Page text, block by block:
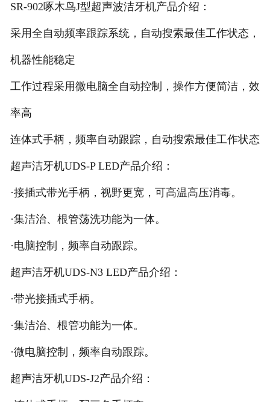
SR-902啄木鸟J型超声波洁牙机产品介绍：
采用全自动频率跟踪系统，自动搜索最佳工作状态，
机器性能稳定
工作过程采用微电脑全自动控制，操作方便简洁，效
率高
连体式手柄，频率自动跟踪，自动搜索最佳工作状态
超声洁牙机UDS-P LED产品介绍：
·接插式带光手柄，视野更宽，可高温高压消毒。
·集洁治、根管荡洗功能为一体。
·电脑控制，频率自动跟踪。
超声洁牙机UDS-N3 LED产品介绍：
·带光接插式手柄。
·集洁治、根管功能为一体。
·微电脑控制，频率自动跟踪。
超声洁牙机UDS-J2产品介绍：